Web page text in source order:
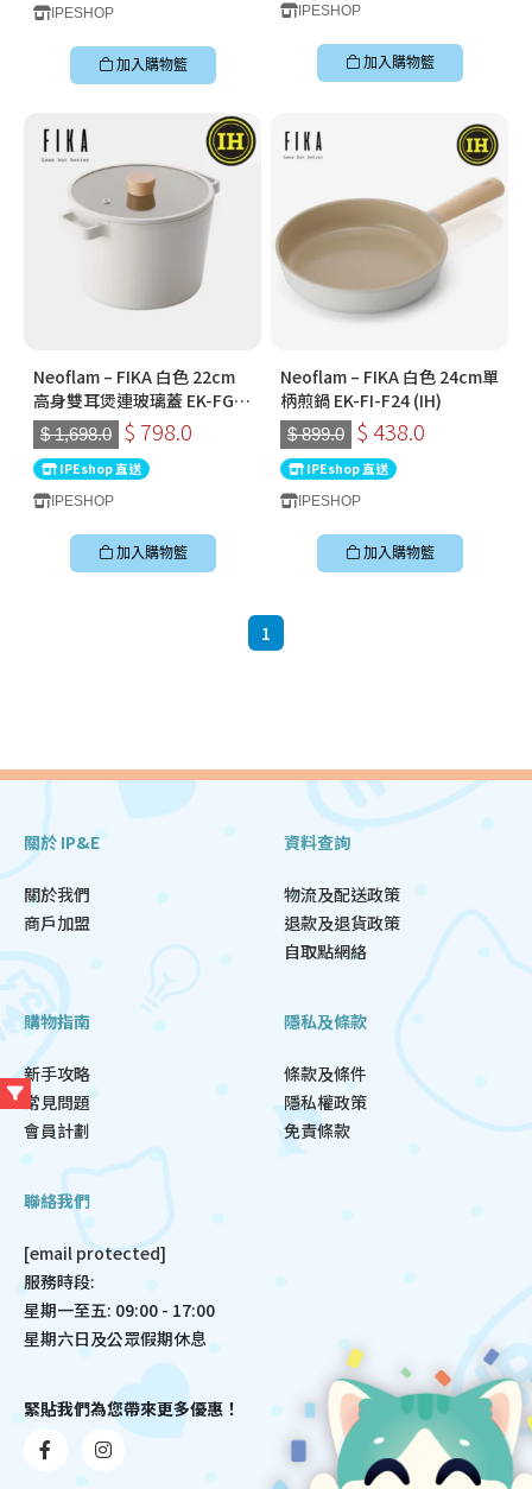
IPESHOP
加入購物籃
IPESHOP
加入購物籃
Neoflam – FIKA 白色 22cm
高身雙耳煲連玻璃蓋 EK-FG-
D22 (IH)
$ 1,698.0 $ 798.0
IPEshop 直送
IPESHOP
加入購物籃
Neoflam – FIKA 白色 24cm單
柄煎鍋 EK-FI-F24 (IH)
$ 899.0 $ 438.0
IPEshop 直送
IPESHOP
加入購物籃
1
關於 IP&E
關於我們
商戶加盟
資料查詢
物流及配送政策
退款及退貨政策
自取點網絡
購物指南
新手攻略
常見問題
會員計劃
隱私及條款
條款及條件
隱私權政策
免責條款
聯絡我們
[email protected]
服務時段:
星期一至五: 09:00 - 17:00
星期六日及公眾假期休息
緊貼我們為您帶來更多優惠！